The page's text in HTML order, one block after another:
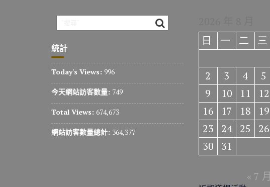
統計
Today's Views: 996
今天網站訪客數量: 749
Total Views: 674,673
網站訪客數量總計: 364,377
日
一 二 三
2
3 4 5
9
10 11 12
16
17 18 19
23
24 25 26
30
31
« 7 月